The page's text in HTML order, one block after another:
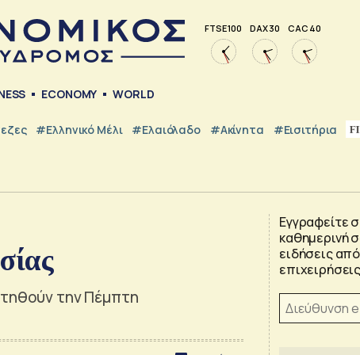
FTSE 100 DAX 30 CAC 40
ECONOMY WORLD
#Ελληνικό Μέλι #Ελαιόλαδο #Ακίνητα #εισιτήρια
την Πέμπτη
Εγγραφείτε
καθημερινή
ειδήσεις